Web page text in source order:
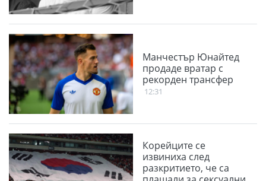
Манчестър Юнайтед
продаде вратар с
рекорден трансфер
12:31
Корейците се
извиниха след
разкритието, че са